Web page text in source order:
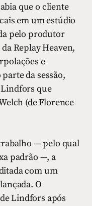
que o cliente
em um estúdio
pelo produtor
Replay Heaven,
e
da sessão,
que
(de Florence
— pelo qual
padrão —, a
com um
O
Lindfors após